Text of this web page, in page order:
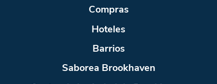
Compras
Hoteles
Barrios
Saborea Brookhaven